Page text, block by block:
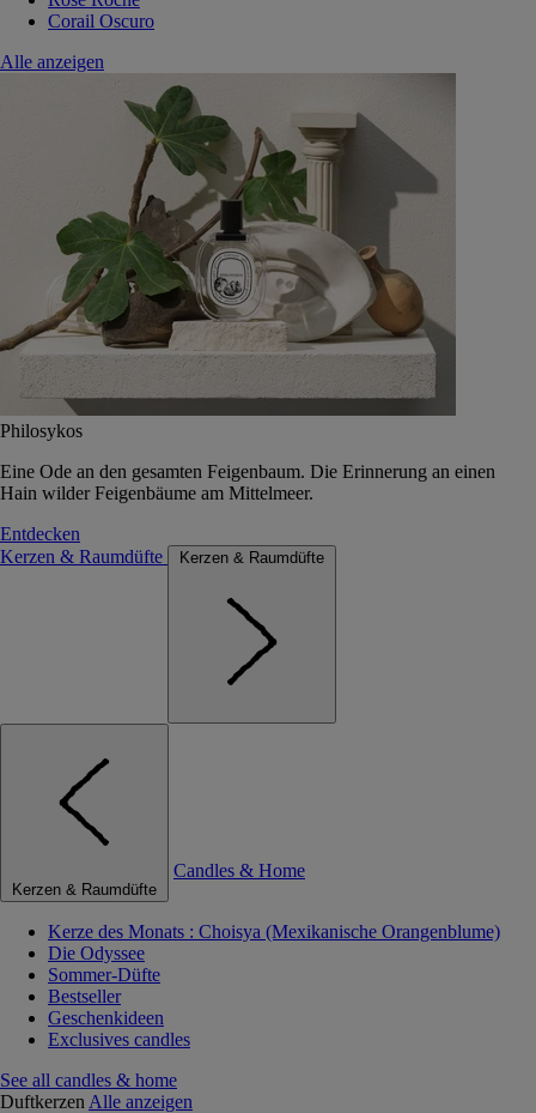
Corail Oscuro
Alle anzeigen
Philosykos
Eine Ode an den gesamten Feigenbaum. Die Erinnerung an einen
Hain wilder Feigenbäume am Mittelmeer.
Entdecken
Kerzen & Raumdüfte
Kerzen & Raumdüfte
Kerzen & Raumdüfte
Candles & Home
Kerze des Monats : Choisya (Mexikanische Orangenblume)
Die Odyssee
Sommer-Düfte
Bestseller
Geschenkideen
Exclusives candles
See all candles & home
Duftkerzen Alle anzeigen